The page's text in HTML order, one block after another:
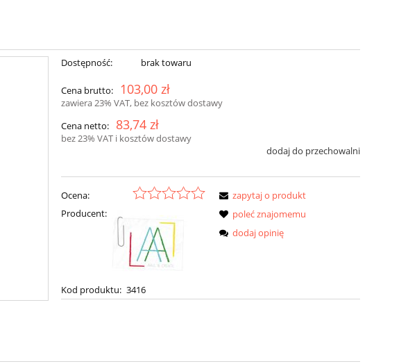
Dostępność: brak towaru
Cena brutto: 103,00 zł
zawiera 23% VAT, bez kosztów dostawy
Cena netto:
83,74 zł
bez 23% VAT i kosztów dostawy
dodaj do przechowalni
Ocena:
Producent:
Kod produktu: 3416
zapytaj o produkt
poleć znajomemu
dodaj opinię